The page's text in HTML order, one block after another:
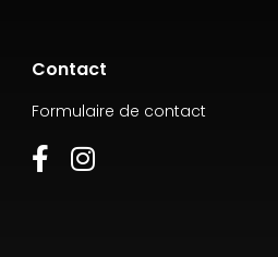
Contact
Formulaire de contact